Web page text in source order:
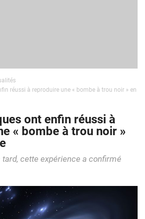
réussi à reproduire une « bombe à trou noir » en
ont enfin réussi à
« bombe à trou noir »
tard, cette expérience a confirmé